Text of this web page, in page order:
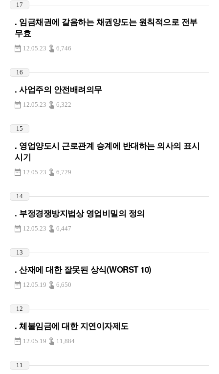
17
. 임금채권에 갈음하는 채권양도는 원칙적으로 전부
무효
12.05.23 6,746
16
. 사업주의 안전배려의무
12.05.23 6,322
15
. 영업양도시 근로관계 승계에 반대하는 의사의 표시
시기
12.05.23 6,729
14
. 부정경쟁방지법상 영업비밀의 정의
12.05.23 6,447
13
. 산재에 대한 잘못된 상식(WORST 10)
12.05.19 6,650
12
. 체불임금에 대한 지연이자제도
12.05.19 11,884
11